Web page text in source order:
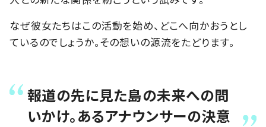
なぜ彼女たちはこの活動を始め、どこへ向かおうとし
ているのでしょうか。その想いの源流をたどります。
報道の先に見た島の未来への問
いかけ。あるアナウンサーの決意